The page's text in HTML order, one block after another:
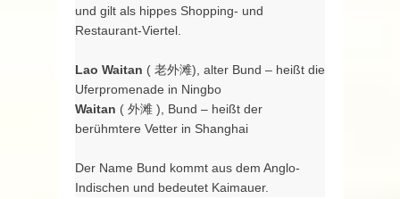
und gilt als hippes Shopping- und
Restaurant-Viertel.
Lao Waitan ( 老外滩), alter Bund – heißt die
Uferpromenade in Ningbo
Waitan ( 外滩 ), Bund – heißt der
berühmtere Vetter in Shanghai
Der Name Bund kommt aus dem Anglo-
Indischen und bedeutet Kaimauer.